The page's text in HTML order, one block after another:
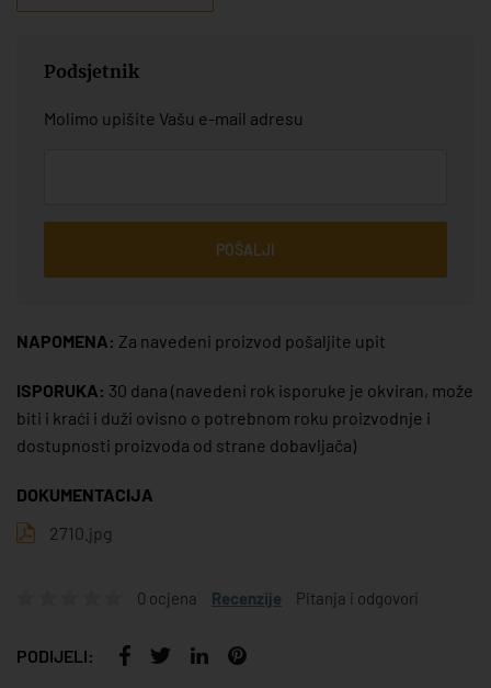
Podsjetnik
Molimo upišite Vašu e-mail adresu
POŠALJI
NAPOMENA: Za navedeni proizvod pošaljite upit
ISPORUKA: 30 dana (navedeni rok isporuke je okviran, može
biti i kraći i duži ovisno o potrebnom roku proizvodnje i
dostupnosti proizvoda od strane dobavljača)
DOKUMENTACIJA
2710.jpg
0 ocjena Recenzije Pitanja i odgovori
PODIJELI: